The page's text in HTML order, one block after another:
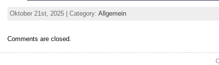
Oktober 21st, 2025 | Category: Allgemein
Comments are closed.